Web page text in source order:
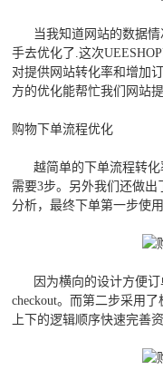
当我知道网站的数据情
手去优化了.这次
对提供网站转化率和增加
方的优化能帮忙我们网站提
购物下单流程优化
越简单的下单流程转化
需要3步。另外我们还做
分析，最终下单第一步使用
因为横向的设计方便订
checkout。而第二步采用
上下的逻辑顺序快速完善